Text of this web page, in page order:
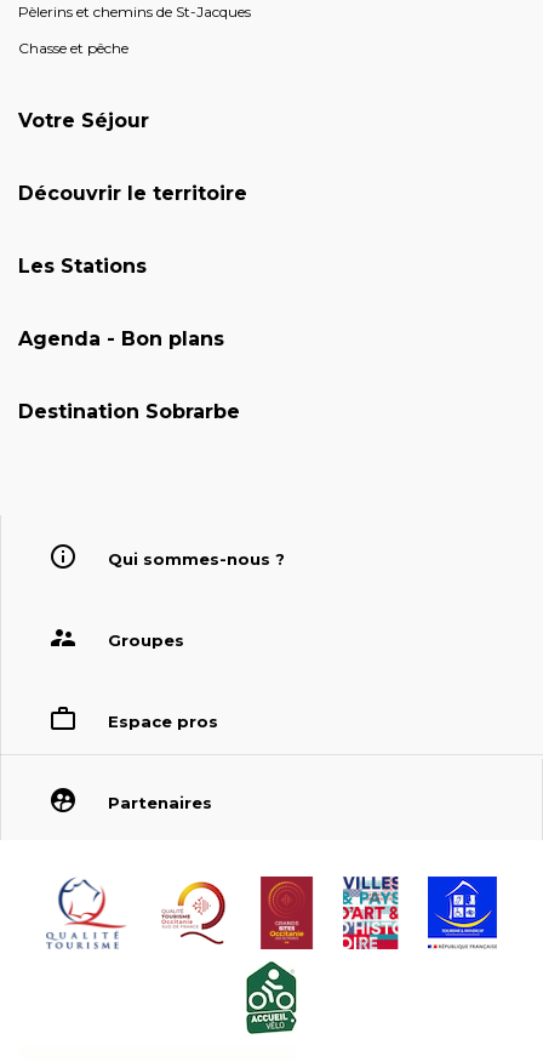
Pèlerins et chemins de St-Jacques
Chasse et pêche
Votre Séjour
Découvrir le territoire
Les Stations
Agenda - Bon plans
Destination Sobrarbe
Qui sommes-nous ?
Groupes
Espace pros
Partenaires